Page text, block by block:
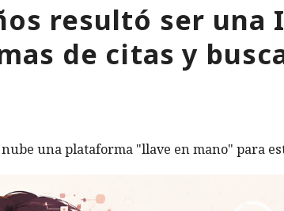
resultó ser una
de citas y
una plataforma "llave en mano" para